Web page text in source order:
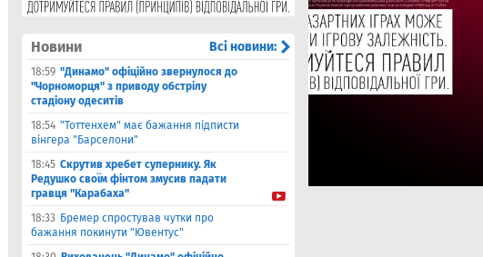
Новини Всі новини:
18:59 "Динамо" офіційно звернулося до
"Чорноморця" з приводу обстрілу
стадіону одеситів
18:54 "Тоттенхем" має бажання підписти
вінгера "Барселони"
18:45 Скрутив хребет супернику. Як
Редушко своїм фінтом змусив падати
гравця "Карабаха"
18:33 Бремер спростував чутки про
бажання покинути "Ювентус"